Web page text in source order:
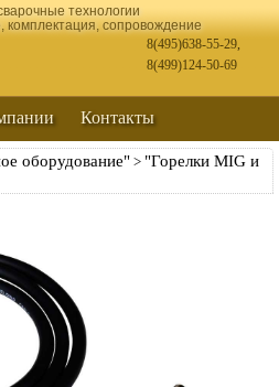
технологии
сопровождение
8(495)638-55-29,
8(499)124-50-69
Контакты
оборудование" > "Горелки MIG и